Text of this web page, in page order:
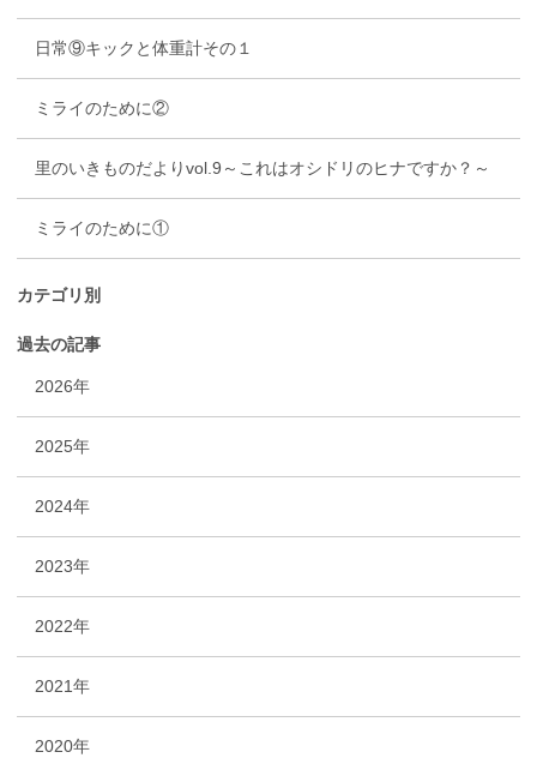
日常⑨キックと体重計その１
ミライのために②
里のいきものだよりvol.9～これはオシドリのヒナですか？～
ミライのために①
カテゴリ別
過去の記事
2026年
2025年
2024年
2023年
2022年
2021年
2020年